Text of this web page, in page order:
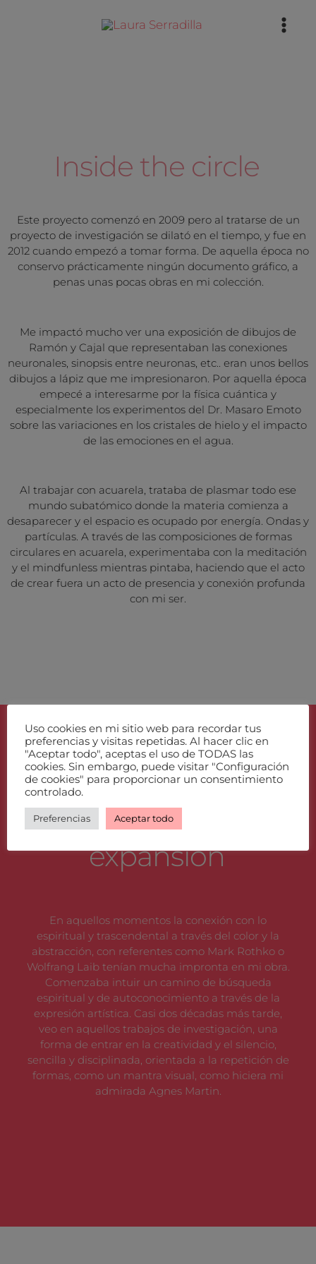
Inside the circle
Este proyecto comenzó en 2009 pero al tratarse de un
proyecto de investigación se dilató en el tiempo, y fue en
2012 cuando empezó a tomar forma. De aquella época no
conservo prácticamente ningún documento gráfico, a
penas unas pocas obras en mi colección.
Me impactó mucho ver una exposición de dibujos de
Ramón y Cajal que representaban las conexiones
neuronales, sinopsis entre neuronas, etc.. eran unos bellos
dibujos a lápiz que me impresionaron. Por aquella época
empecé a interesarme por la física cuántica y
especialmente los experimentos del Dr. Masaro Emoto
sobre las variaciones en los cristales de hielo y el impacto
de las emociones en el agua.
Al trabajar con acuarela, trataba de plasmar todo ese
mundo subatómico donde la materia comienza a
desaparecer y el espacio es ocupado por energía. Ondas y
partículas. A través de las composiciones de formas
circulares en acuarela, experimentaba con la meditación
y el mindfunless mientras pintaba, haciendo que el acto
de crear fuera un acto de presencia y conexión profunda
con mi ser.
Energía en
expansión
En aquellos momentos la conexión con lo
espiritual y trascendental a través del color y la
abstracción, con referentes como Mark Rothko o
Wolfrang Laib tenían mucha impronta en mi obra.
Comenzaba intuir un camino de búsqueda
espiritual y de autoconocimiento a través de la
expresión artística. Casi dos décadas más tarde,
veo en aquellos trabajos de investigación, una
forma de entrar en la creatividad y el silencio,
sencilla y disciplinada, orientada a la repetición de
formas, como un mantra visual, como hiciera mi
admirada Agnes Martin.
Uso cookies en mi sitio web para recordar tus
preferencias y visitas repetidas. Al hacer clic en
"Aceptar todo", aceptas el uso de TODAS las
cookies. Sin embargo, puede visitar "Configuración
de cookies" para proporcionar un consentimiento
controlado.
Preferencias Aceptar todo